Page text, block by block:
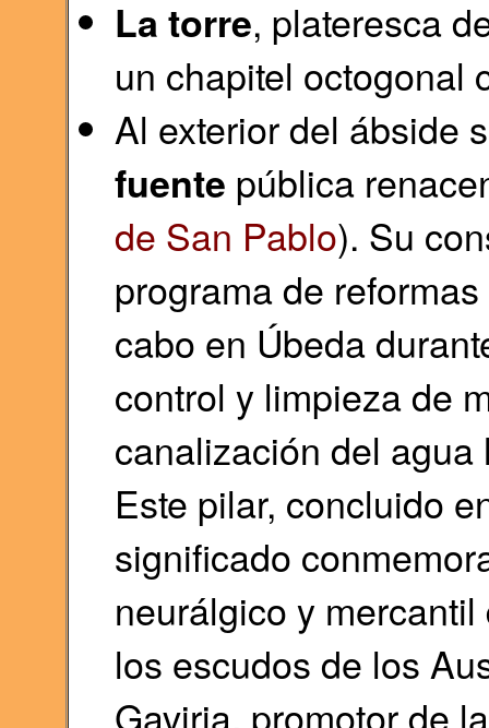
La torre, plateresca
un chapitel octogonal
Al exterior del ábside
fuente pública
de San Pablo). Su
programa de
cabo en Úbeda
control y limpieza de
canalización del
Este pilar, concluido
significado
neurálgico y
los escudos de los
Gaviria, promotor de